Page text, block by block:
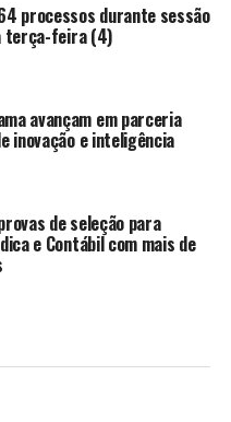
processos durante sessão
terça-feira (4)
avançam em parceria
inovação e inteligência
de seleção para
e Contábil com mais de